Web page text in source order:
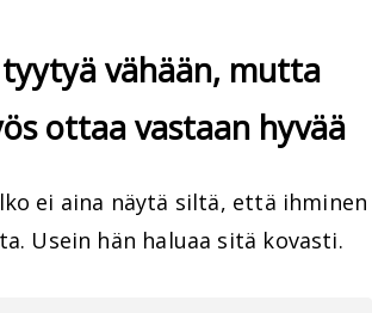
vähään, mutta
ottaa vastaan hyvää
ei aina näytä siltä, että ihminen
Usein hän haluaa sitä kovasti.